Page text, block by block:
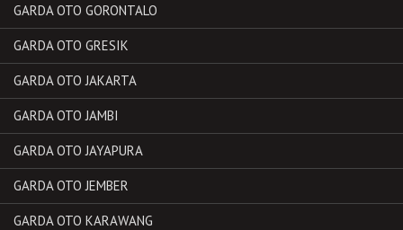
GARDA OTO GORONTALO
GARDA OTO GRESIK
GARDA OTO JAKARTA
GARDA OTO JAMBI
GARDA OTO JAYAPURA
GARDA OTO JEMBER
GARDA OTO KARAWANG